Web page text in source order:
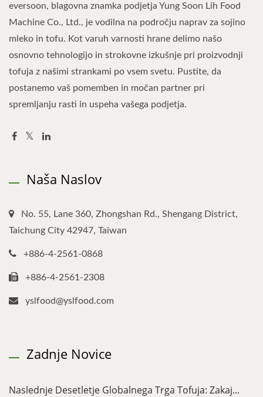
eversoon, blagovna znamka podjetja Yung Soon Lih Food
Machine Co., Ltd., je vodilna na področju naprav za sojino
mleko in tofu. Kot varuh varnosti hrane delimo našo
osnovno tehnologijo in strokovne izkušnje pri proizvodnji
tofuja z našimi strankami po vsem svetu. Pustite, da
postanemo vaš pomemben in močan partner pri
spremljanju rasti in uspeha vašega podjetja.
Naša Naslov
No. 55, Lane 360, Zhongshan Rd., Shengang District,
Taichung City 42947, Taiwan
+886-4-2561-0868
+886-4-2561-2308
yslfood@yslfood.com
Zadnje Novice
Naslednje Desetletje Globalnega Trga Tofuja: Zakaj...